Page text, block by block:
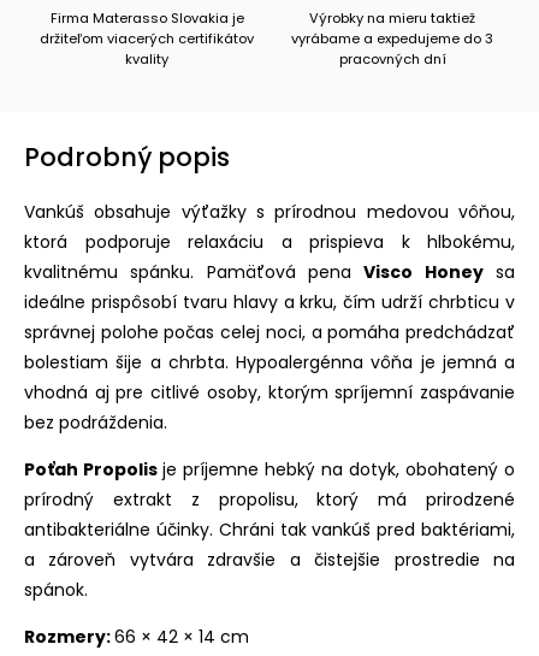
Firma Materasso Slovakia je
držiteľom viacerých certifikátov
kvality
Výrobky na mieru taktiež
vyrábame a expedujeme do 3
pracovných dní
Podrobný popis
Vankúš obsahuje výťažky s prírodnou medovou vôňou,
ktorá podporuje relaxáciu a prispieva k hlbokému,
kvalitnému spánku. Pamäťová penaVisco Honeysa
ideálne prispôsobí tvaru hlavy a krku, čím udrží chrbticu v
správnej polohe počas celej noci, a pomáha predchádzať
bolestiam šije a chrbta. Hypoalergénna vôňa je jemná a
vhodná aj pre citlivé osoby, ktorým spríjemní zaspávanie
bez podráždenia.
Poťah Propolis je príjemne hebký na dotyk, obohatený o
prírodný extrakt z propolisu, ktorý má prirodzené
antibakteriálne účinky. Chráni tak vankúš pred baktériami,
a zároveň vytvára zdravšie a čistejšie prostredie na
spánok.
Rozmery:66 × 42 × 14 cm